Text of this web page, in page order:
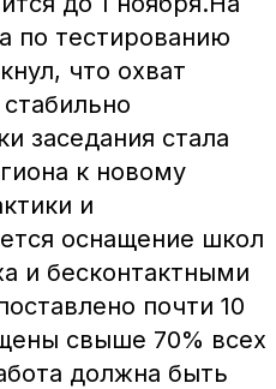
по тестированию
что охват
заседания стала
к новому
и
оснащение школ
и бесконтактными
почти 10
свыше 70% всех
должна быть